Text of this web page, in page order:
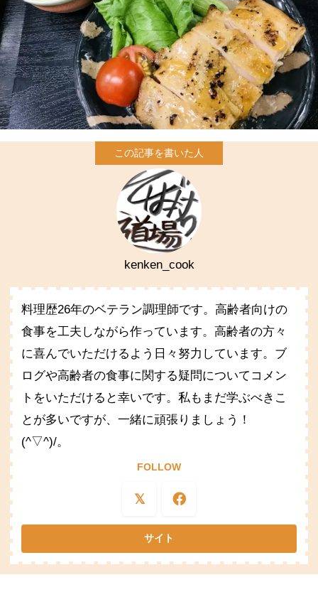
kenken_cook
料理歴26年のベテラン調理師です。高齢者向けの
食事を工夫しながら作っています。高齢者の方々
に喜んでいただけるよう日々努力しています。ブ
ログや高齢者の食事に関する疑問についてコメン
トをいただけると幸いです。私もまだ学ぶべきこ
とが多いですが、一緒に頑張りましょう！
(^▽^)/。
FOLLOW